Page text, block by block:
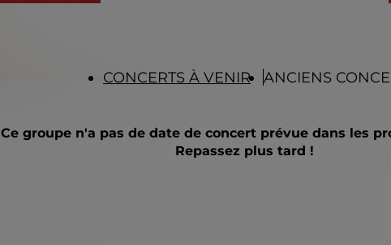
CONCERTS À VENIR ANCIENS
Ce groupe n'a pas de date de concert prévue dans les
Repassez plus tard !